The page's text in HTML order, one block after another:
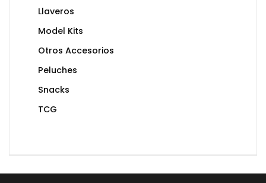
Llaveros
Model Kits
Otros Accesorios
Peluches
Snacks
TCG